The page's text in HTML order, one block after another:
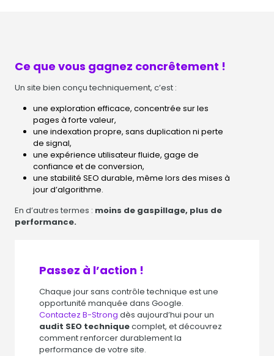
Ce que vous gagnez concrêtement !
Un site bien conçu techniquement, c’est :
une exploration efficace, concentrée sur les
pages à forte valeur,
une indexation propre, sans duplication ni perte
de signal,
une expérience utilisateur fluide, gage de
confiance et de conversion,
une stabilité SEO durable, même lors des mises à
jour d’algorithme.
En d’autres termes : moins de gaspillage, plus de
performance.
Passez à l’action !
Chaque jour sans contrôle technique est une
opportunité manquée dans Google.
Contactez B-Strong dès aujourd’hui pour un
audit SEO techniquecomplet, et découvrez
comment renforcer durablement la
performance de votre site.